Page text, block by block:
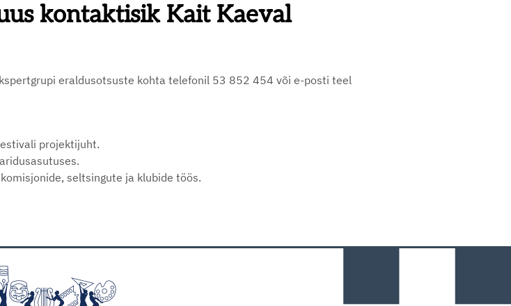
kontaktisik Kait Kaeval
eraldusotsuste kohta telefonil 53 852 454 või e-posti teel
projektijuht.
seltsingute ja klubide töös.